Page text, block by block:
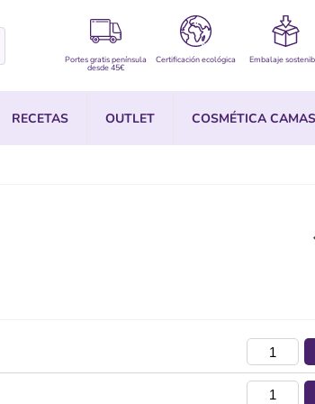
Portes gratis península
desde 45€
Certificación ecológica Embalaje
RECETAS OUTLET COSMÉTICA